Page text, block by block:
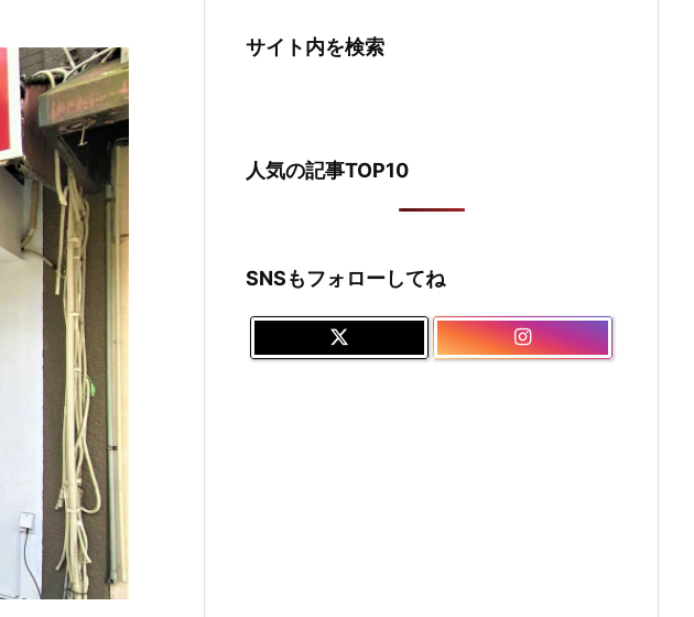
サイト内を検索
人気の記事TOP10
SNSもフォローしてね